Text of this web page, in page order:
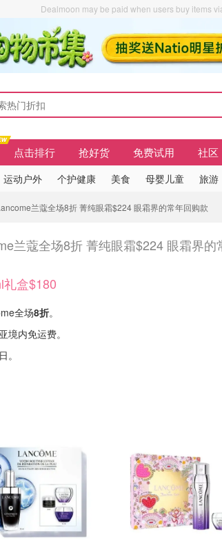
Dealmoon may be paid when users buy items
点击排行 抢好货 免费试用 社区
运动户外 个护健康 美食 母婴儿童 旅游
兰蔻全场8折 菁纯眼霜$224 眼霜界的常年回购款
兰蔻全场8折 菁纯眼霜$224 眼霜界的
盒$180
全场8折。
境内免运费。
。